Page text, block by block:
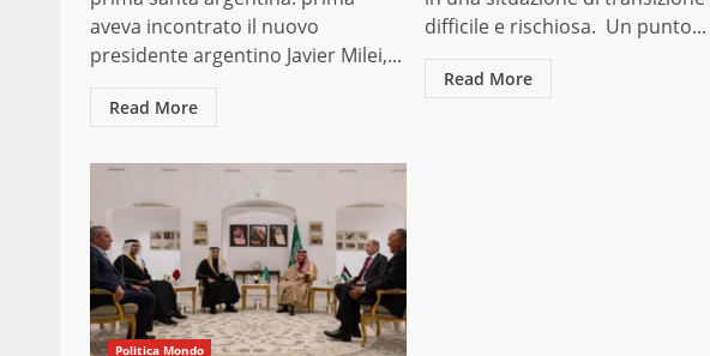
aveva incontrato il nuovo
presidente argentino Javier Milei,...
Read More
difficile e rischiosa. Un punto...
Read More
Politica Mondo